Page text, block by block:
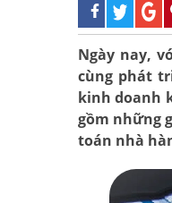
Ngày nay,
cùng phát
kinh doanh
gồm những
toán nhà